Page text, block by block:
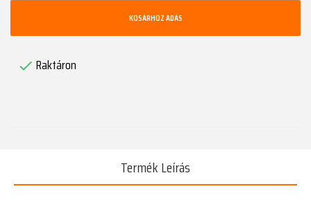
KOSÁRHOZ ADÁS
 Raktáron
Termék Leírás